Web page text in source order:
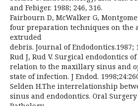
and Febiger. 1988; 246, 316.
Fairbourn D, McWalker G,
four preparation techniques on the
extruded
debris. Journal of Endodontics.1987;
Rud J, Rud V. Surgical endodontics
relation to the maxillary sinus and
state of infection. J Endod.
Selden H.The interrelationship
sinus and endodontics. Oral